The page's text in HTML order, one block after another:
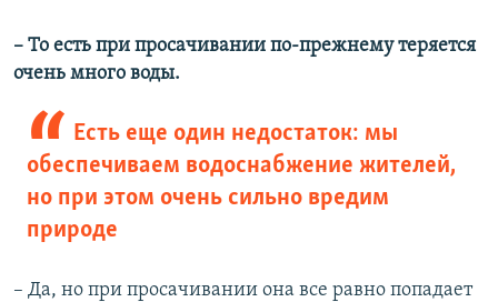
– То есть при просачивании по-прежнему теряется
очень много воды.
Есть еще один недостаток: мы
обеспечиваем водоснабжение жителей,
но при этом очень сильно вредим
природе
– Да, но при просачивании она все равно попадает